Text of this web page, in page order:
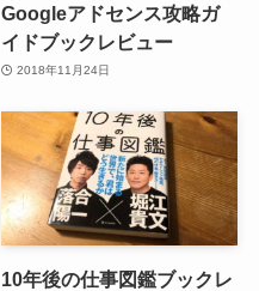
Googleアドセンス攻略ガ
イドブックレビュー
2018年11月24日
10年後の仕事図鑑ブックレ